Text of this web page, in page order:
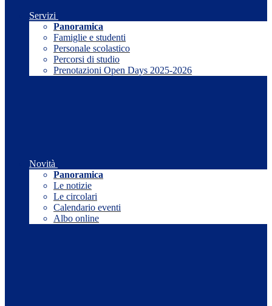
Servizi
Panoramica
Famiglie e studenti
Personale scolastico
Percorsi di studio
Prenotazioni Open Days 2025-2026
Novità
Panoramica
Le notizie
Le circolari
Calendario eventi
Albo online